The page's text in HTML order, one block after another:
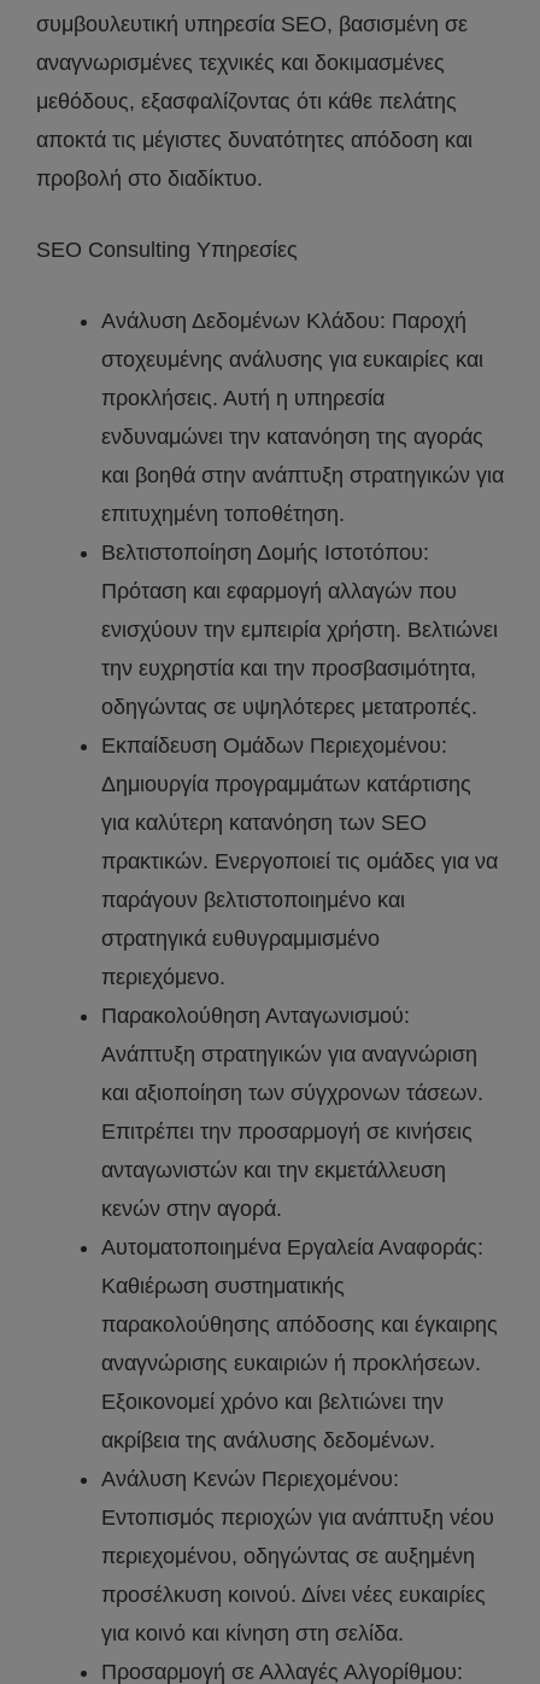
συμβουλευτική υπηρεσία SEO, βασισμένη σε
αναγνωρισμένες τεχνικές και δοκιμασμένες
μεθόδους, εξασφαλίζοντας ότι κάθε πελάτης
αποκτά τις μέγιστες δυνατότητες απόδοση και
προβολή στο διαδίκτυο.
SEO Consulting Υπηρεσίες
Ανάλυση Δεδομένων Κλάδου: Παροχή
στοχευμένης ανάλυσης για ευκαιρίες και
προκλήσεις. Αυτή η υπηρεσία
ενδυναμώνει την κατανόηση της αγοράς
και βοηθά στην ανάπτυξη στρατηγικών για
επιτυχημένη τοποθέτηση.
Βελτιστοποίηση Δομής Ιστοτόπου:
Πρόταση και εφαρμογή αλλαγών που
ενισχύουν την εμπειρία χρήστη. Βελτιώνει
την ευχρηστία και την προσβασιμότητα,
οδηγώντας σε υψηλότερες μετατροπές.
Εκπαίδευση Ομάδων Περιεχομένου:
Δημιουργία προγραμμάτων κατάρτισης
για καλύτερη κατανόηση των SEO
πρακτικών. Ενεργοποιεί τις ομάδες για να
παράγουν βελτιστοποιημένο και
στρατηγικά ευθυγραμμισμένο
περιεχόμενο.
Παρακολούθηση Ανταγωνισμού:
Ανάπτυξη στρατηγικών για αναγνώριση
και αξιοποίηση των σύγχρονων τάσεων.
Επιτρέπει την προσαρμογή σε κινήσεις
ανταγωνιστών και την εκμετάλλευση
κενών στην αγορά.
Αυτοματοποιημένα Εργαλεία Αναφοράς:
Καθιέρωση συστηματικής
παρακολούθησης απόδοσης και έγκαιρης
αναγνώρισης ευκαιριών ή προκλήσεων.
Εξοικονομεί χρόνο και βελτιώνει την
ακρίβεια της ανάλυσης δεδομένων.
Ανάλυση Κενών Περιεχομένου:
Εντοπισμός περιοχών για ανάπτυξη νέου
περιεχομένου, οδηγώντας σε αυξημένη
προσέλκυση κοινού. Δίνει νέες ευκαιρίες
για κοινό και κίνηση στη σελίδα.
Προσαρμογή σε Αλλαγές Αλγορίθμου: